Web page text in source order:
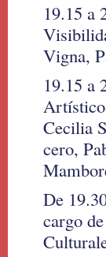
19.15 a
Vigna,
19.15 a
Cecilia
cero,
De
cargo